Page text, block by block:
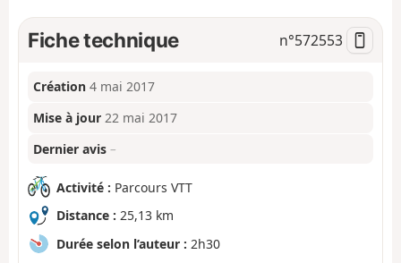
a
Fiche technique n°572553
Création 4 mai 2017
Mise à jour 22 mai 2017
Dernier avis –
Activité : Parcours VTT
Distance : 25,13 km
Durée selon l’auteur : 2h30